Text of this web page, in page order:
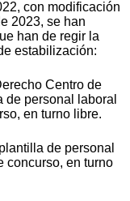
con modificación
2023, se han
han de regir la
estabilización:
Centro de
de personal laboral
en turno libre.
de personal
concurso, en turno